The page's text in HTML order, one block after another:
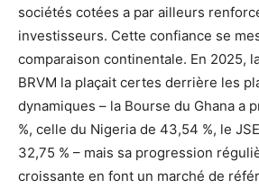
sociétés cotées a par ailleurs
investisseurs. Cette confiance se
comparaison continentale. En 2025,
BRVM la plaçait certes derrière les
dynamiques – la Bourse du Ghana a
%, celle du Nigeria de 43,54 %, le
32,75 % – mais sa progression
croissante en font un marché de